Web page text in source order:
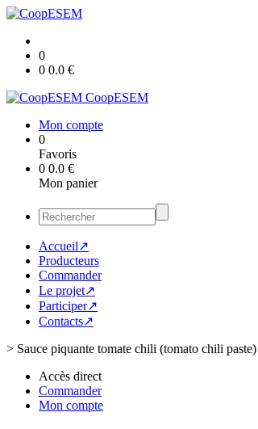
0
0 0.0 €
CoopESEM
Mon compte
0
Favoris
0 0.0 €
Mon panier
Accueil↗
Producteurs
Commander
Le projet↗
Participer↗
Contacts↗
> Sauce piquante tomate chili (tomato chili paste)
Accès direct
Commander
Mon compte